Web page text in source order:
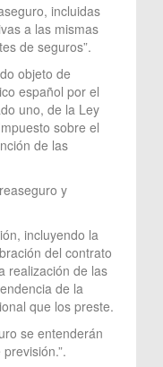
incluidas
a las mismas
de seguros”.
objeto de
español por el
uno, de la Ley
sobre el
de las
y
incluyendo la
del contrato
realización de las
de la
que los preste.
se entenderán